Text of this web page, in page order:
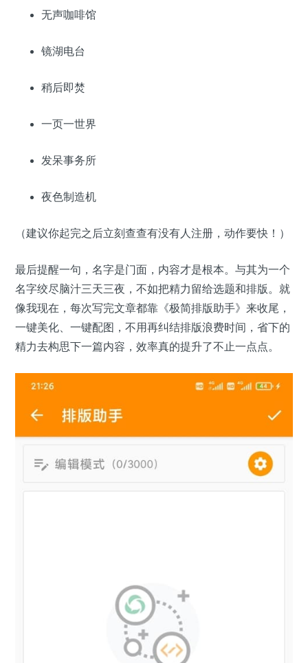
无声咖啡馆
镜湖电台
稍后即焚
一页一世界
发呆事务所
夜色制造机
（建议你起完之后立刻查查有没有人注册，动作要快！）
最后提醒一句，名字是门面，内容才是根本。与其为一个
名字绞尽脑汁三天三夜，不如把精力留给选题和排版。就
像我现在，每次写完文章都靠《极简排版助手》来收尾，
一键美化、一键配图，不用再纠结排版浪费时间，省下的
精力去构思下一篇内容，效率真的提升了不止一点点。